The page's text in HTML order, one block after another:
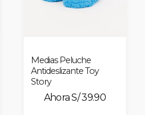
Medias Peluche
Antideslizante Toy
Story
S/ 39.90